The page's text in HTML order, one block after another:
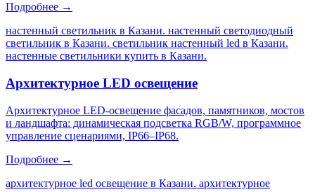
Подробнее →
настенный светильник в Казани. настенный светодиодный
светильник в Казани. светильник настенный led в Казани.
настенные светильники купить в Казани.
Архитектурное LED освещение
Архитектурное LED-освещение фасадов, памятников, мостов
и ландшафта: динамическая подсветка RGB/W, программное
управление сценариями, IP66–IP68.
Подробнее →
архитектурное led освещение в Казани. архитектурное